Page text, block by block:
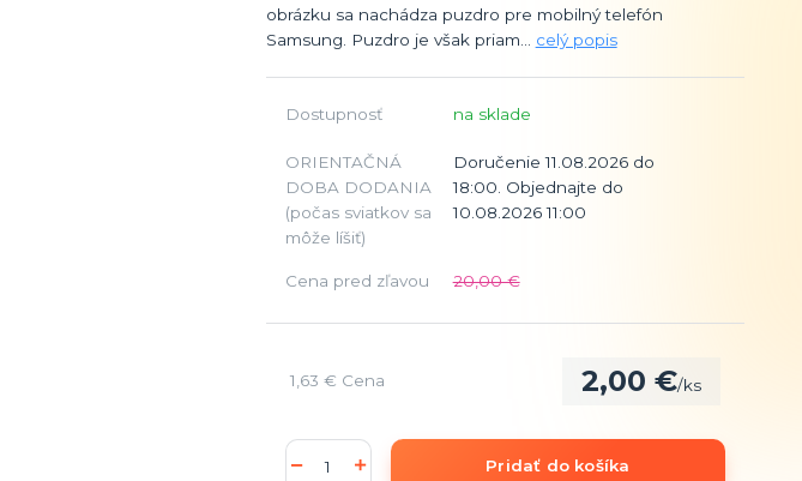
obrázku sa nachádza puzdro pre mobilný telefón
Samsung. Puzdro je však priam... celý popis
Dostupnosť na sklade
ORIENTAČNÁ
DOBA DODANIA
(počas sviatkov sa
môže líšiť)
Doručenie 11.08.2026 do
18:00. Objednajte do
10.08.2026 11:00
Cena pred zľavou 20,00 €
2,00 €/ks
1,63 € Cena
Pridať do košíka